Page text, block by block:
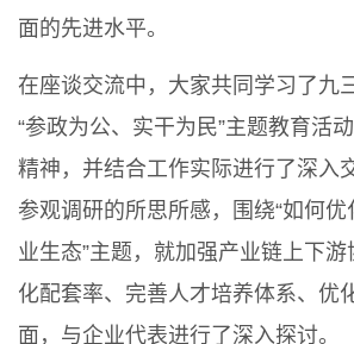
面的先进水平。
在座谈交流中，大家共同学习了九
“参政为公、实干为民”主题教育活
精神，并结合工作实际进行了深入
参观调研的所思所感，围绕“如何
业生态”主题，就加强产业链上下
化配套率、完善人才培养体系、优
面，与企业代表进行了深入探讨。